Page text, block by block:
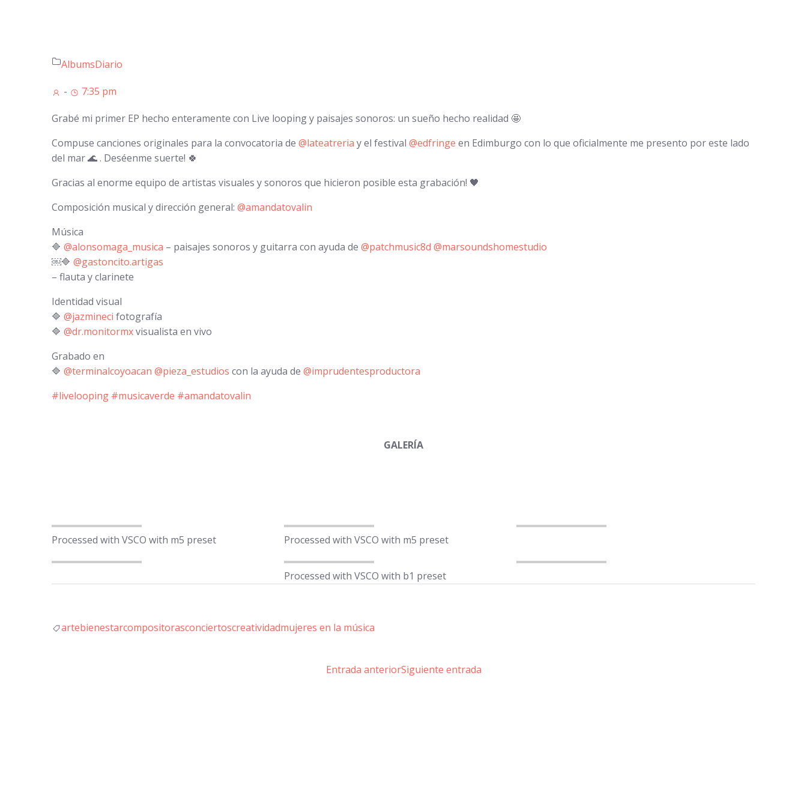
AlbumsDiario
- 7:35 pm
Grabé mi primer EP hecho enteramente con Live looping y paisajes sonoros: un sueño hecho realidad 🤩
Compuse canciones originales para la convocatoria de @lateatreria y el festival @edfringe en Edimburgo con lo que oficialmente me presento por este lado
del mar 🌊 . Deséenme suerte! 🍀
Gracias al enorme equipo de artistas visuales y sonoros que hicieron posible esta grabación! 🖤
Composición musical y dirección general: @amandatovalin
Música
🔷 @alonsomaga_musica – paisajes sonoros y guitarra con ayuda de @patchmusic8d @marsoundshomestudio
￼🔷 @gastoncito.artigas
– flauta y clarinete
Identidad visual
🔷 @jazmineci fotografía
🔷 @dr.monitormxvisualista en vivo
Grabado en
🔷 @terminalcoyoacan @pieza_estudios con la ayuda de @imprudentesproductora
#livelooping #musicaverde #amandatovalin
GALERÍA
Processed with VSCO with m5 preset Processed with VSCO with m5 preset
Processed with VSCO with b1 preset
artebienestarcompositorasconciertoscreatividadmujeres en la música
Entrada anteriorSiguiente entrada